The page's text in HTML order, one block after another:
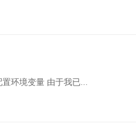
环境变量 由于我已...